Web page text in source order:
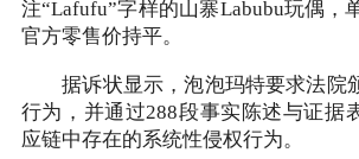
注“Lafufu”字样的山寨Labubu玩偶，
官方零售价持平。
据诉状显示，泡泡玛特要求法院
行为，并通过288段事实陈述与证据
应链中存在的系统性侵权行为。